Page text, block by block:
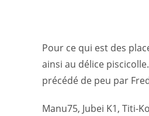
Pour ce qui est des
ainsi au délice
précédé de peu par
Manu75, Jubei K1, Titi-